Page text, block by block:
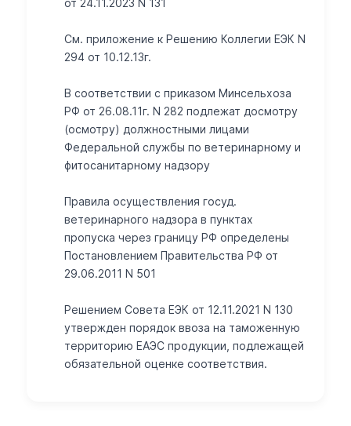
Cм. приложение к Решению Коллегии ЕЭК N
294 от 10.12.13г.
В соответствии с приказом Минсельхоза
РФ от 26.08.11г. N 282 подлежат досмотру
(осмотру) должностными лицами
Федеральной службы по ветеринарному и
фитосанитарному надзору
Правила осуществления госуд.
ветеринарного надзора в пунктах
пропуска через границу РФ определены
Постановлением Правительства РФ от
29.06.2011 N 501
Решением Совета ЕЭК от 12.11.2021 N 130
утвержден порядок ввоза на таможенную
территорию ЕАЭС продукции, подлежащей
обязательной оценке соответствия.